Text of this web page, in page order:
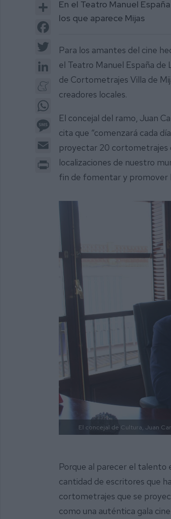
1
minute,
28
seconds
Share
Facebook
LinkedIn
Meneame
Message
Print
En el Teatro Manuel
los que aparece Mijas
Para los amantes del cine
el Teatro Manuel España de
de Cortometrajes Villa de
creadores locales.
El concejal del ramo, Juan
cita que “comenzará cada
proyectar 20 cortometrajes
localizaciones de nuestro
fin de fomentar y promover
El concejal de Cultura, Juan
Porque al parecer el talento
cantidad de escritores que
cortometrajes que se
como una auténtica gala